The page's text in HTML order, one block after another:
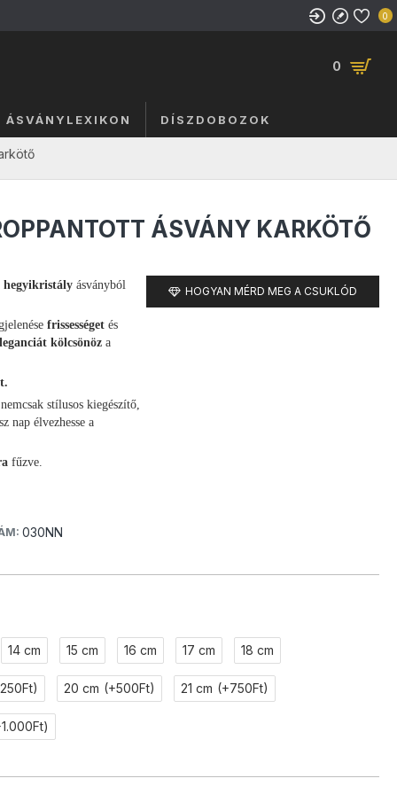
0
0
ÁSVÁNYLEXIKON DÍSZDOBOZOK
ÁSVÁNY KARKÖTŐ
ásványból
frissességetés
kölcsönöza
stílusos kiegészítő,
nap élvezhesse a
fűzve.
HOGYAN MÉRD MEG A CSUKLÓD
030NN
14 cm 15 cm 16 cm 17 cm 18 cm
20 cm (+500Ft) 21 cm (+750Ft)